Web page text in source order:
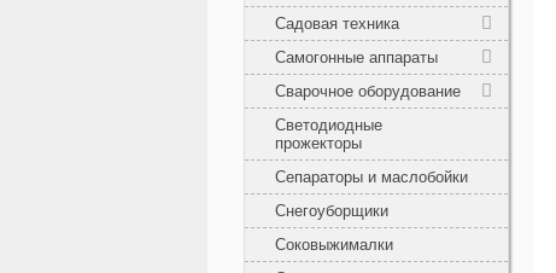
Садовая техника
Самогонные аппараты
Сварочное оборудование
Светодиодные
прожекторы
Сепараторы и маслобойки
Снегоуборщики
Соковыжималки